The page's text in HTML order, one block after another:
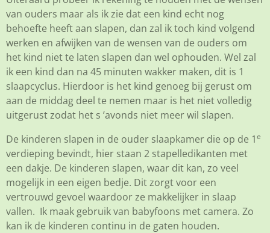
van ouders maar als ik zie dat een kind echt nog
behoefte heeft aan slapen, dan zal ik toch kind volgend
werken en afwijken van de wensen van de ouders om
het kind niet te laten slapen dan wel ophouden. Wel zal
ik een kind dan na 45 minuten wakker maken, dit is 1
slaapcyclus. Hierdoor is het kind genoeg bij gerust om
aan de middag deel te nemen maar is het niet volledig
uitgerust zodat het s ’avonds niet meer wil slapen.
De kinderen slapen in de ouder slaapkamer die op de 1e
verdieping bevindt, hier staan 2 stapelledikanten met
een dakje. De kinderen slapen, waar dit kan, zo veel
mogelijk in een eigen bedje. Dit zorgt voor een
vertrouwd gevoel waardoor ze makkelijker in slaap
vallen. Ik maak gebruik van babyfoons met camera. Zo
kan ik de kinderen continu in de gaten houden.